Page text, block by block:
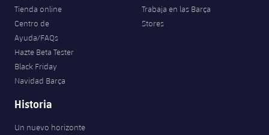
Tienda online
Centro de
Ayuda/FAQs
Hazte Beta Tester
Black Friday
Navidad Barça
Trabaja en las Barça
Stores
Historia
Un nuevo horizonte